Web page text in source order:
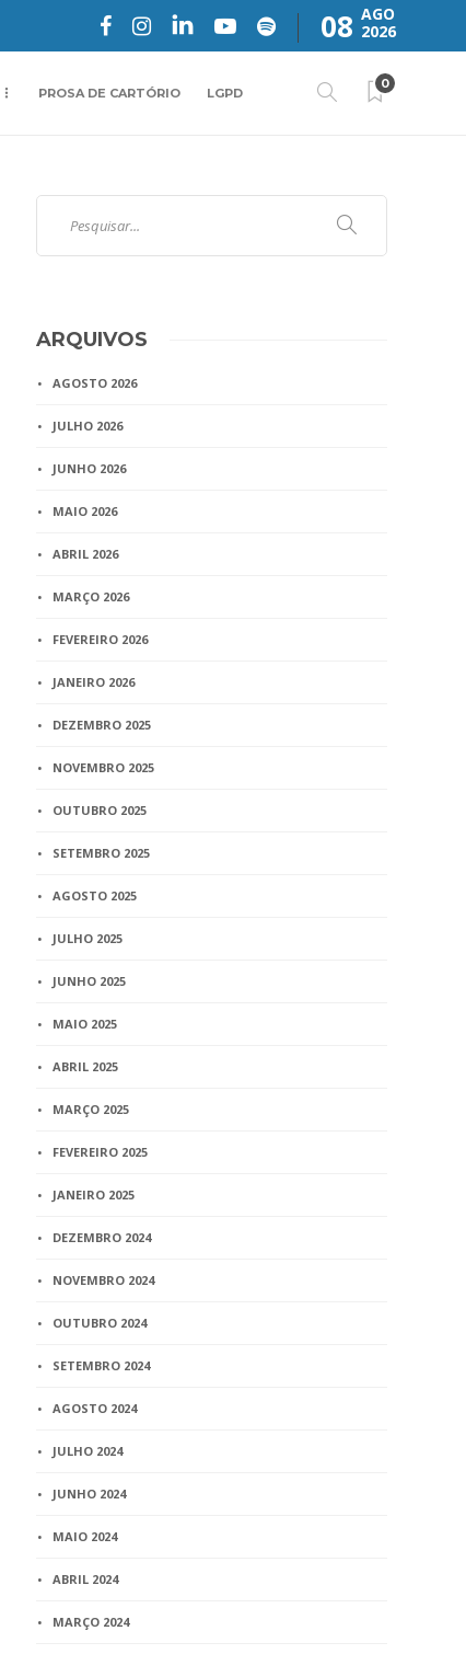
08 AGO
2026
PROSA DE CARTÓRIO LGPD
0
ARQUIVOS
AGOSTO 2026
JULHO 2026
JUNHO 2026
MAIO 2026
ABRIL 2026
MARÇO 2026
FEVEREIRO 2026
JANEIRO 2026
DEZEMBRO 2025
NOVEMBRO 2025
OUTUBRO 2025
SETEMBRO 2025
AGOSTO 2025
JULHO 2025
JUNHO 2025
MAIO 2025
ABRIL 2025
MARÇO 2025
FEVEREIRO 2025
JANEIRO 2025
DEZEMBRO 2024
NOVEMBRO 2024
OUTUBRO 2024
SETEMBRO 2024
AGOSTO 2024
JULHO 2024
JUNHO 2024
MAIO 2024
ABRIL 2024
MARÇO 2024